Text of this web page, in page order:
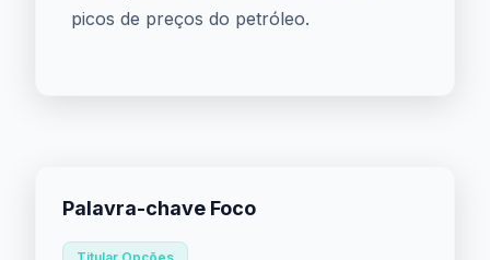
picos de preços do petróleo.
Palavra-chave Foco